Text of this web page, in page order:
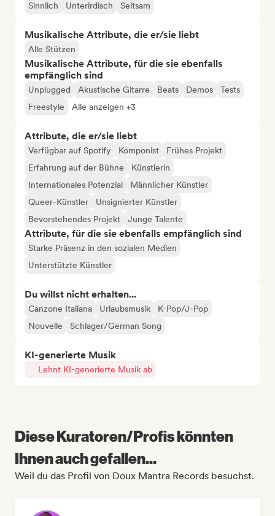
Sinnlich
Unterirdisch Seltsam
Musikalische Attribute, die er/sie liebt
Alle Stützen
Musikalische Attribute, für die sie ebenfalls
empfänglich sind
Unplugged Akustische Gitarre Beats Demos
Tests
Freestyle
Alle anzeigen +3
Attribute, die er/sie liebt
Verfügbar auf Spotify Komponist
Frühes Projekt
Erfahrung auf der Bühne
Künstlerin
Internationales Potenzial
Männlicher Künstler
Queer-Künstler
Unsignierter Künstler
Bevorstehendes Projekt
Junge Talente
Attribute, für die sie ebenfalls empfänglich sind
Starke Präsenz in den sozialen Medien
Unterstützte Künstler
Du willst nicht erhalten...
Canzone Italiana Urlaubsmusik
K-Pop/J-Pop
Nouvelle
Schlager/German Song
KI-generierte Musik
Lehnt KI-generierte Musik ab
Diese Kuratoren/Profis könnten
Ihnen auch gefallen...
Weil du das Profil von Doux Mantra Records besuchst.